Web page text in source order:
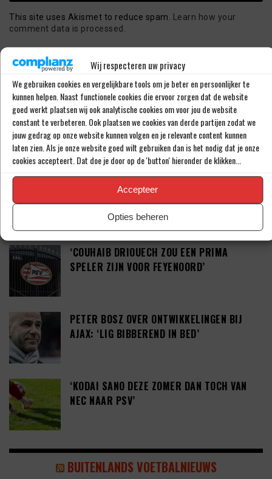
Wij respecteren uw privacy
We gebruiken cookies en vergelijkbare tools om je beter en persoonlijker te
kunnen helpen. Naast functionele cookies die ervoor zorgen dat de website
goed werkt plaatsen wij ook analytische cookies om voor jou de website
constant te verbeteren. Ook plaatsen we cookies van derde partijen zodat we
jouw gedrag op onze website kunnen volgen en je relevante content kunnen
laten zien. Als je onze website goed wilt gebruiken dan is het nodig dat je onze
cookies accepteert. Dat doe je door op de 'button' hieronder de klikken...
Accepteer
Opties beheren
This site uses Akismet to reduce spam.
Learn how your
comment data is processed.
LAATSTE BERICHTEN
‘PSV WIL ZICH GAAN VERSTERKEN MET 29-
JARIGE ADAMA CAMARA’
JOEL DROMMEL (29) TEKENT VOOR VIER
JAAR BIJ FC TWENTE
‘COUHAIB DRIOUECH ZOU EEN PRIMA
SPELER ZIJN VOOR FEYENOORD’
PETER BOSZ OVER ONTWIKKELINGEN BIJ
AJAX: ‘LIG BIBBEREND IN BED’
‘KODAI SANO DEZE ZOMER DAN TOCH VAN
NEC NAAR PSV’
BUITENLANDS VOETBALNIEUWS